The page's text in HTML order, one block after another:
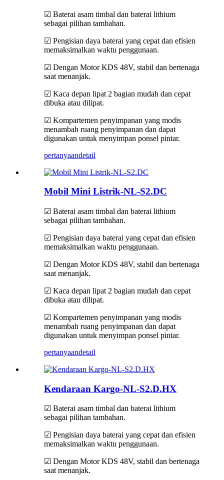
☑ Baterai asam timbal dan baterai lithium
sebagai pilihan tambahan.
☑ Pengisian daya baterai yang cepat dan efisien
memaksimalkan waktu penggunaan.
☑ Dengan Motor KDS 48V, stabil dan bertenaga
saat menanjak.
☑ Kaca depan lipat 2 bagian mudah dan cepat
dibuka atau dilipat.
☑ Kompartemen penyimpanan yang modis
menambah ruang penyimpanan dan dapat
digunakan untuk menyimpan ponsel pintar.
pertanyaandetail
Mobil Mini Listrik-NL-S2.DC
☑ Baterai asam timbal dan baterai lithium
sebagai pilihan tambahan.
☑ Pengisian daya baterai yang cepat dan efisien
memaksimalkan waktu penggunaan.
☑ Dengan Motor KDS 48V, stabil dan bertenaga
saat menanjak.
☑ Kaca depan lipat 2 bagian mudah dan cepat
dibuka atau dilipat.
☑ Kompartemen penyimpanan yang modis
menambah ruang penyimpanan dan dapat
digunakan untuk menyimpan ponsel pintar.
pertanyaandetail
Kendaraan Kargo-NL-S2.D.HX
☑ Baterai asam timbal dan baterai lithium
sebagai pilihan tambahan.
☑ Pengisian daya baterai yang cepat dan efisien
memaksimalkan waktu penggunaan.
☑ Dengan Motor KDS 48V, stabil dan bertenaga
saat menanjak.